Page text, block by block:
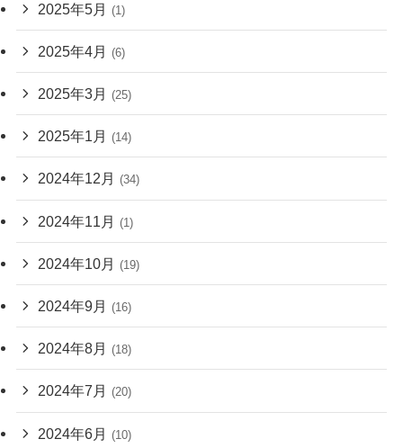
2025年5月 (1)
2025年4月 (6)
2025年3月 (25)
2025年1月 (14)
2024年12月 (34)
2024年11月 (1)
2024年10月 (19)
2024年9月 (16)
2024年8月 (18)
2024年7月 (20)
2024年6月 (10)